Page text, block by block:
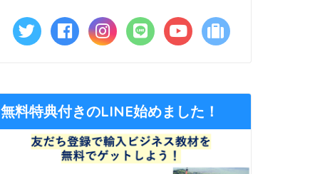
無料特典付きのLINE始めました！